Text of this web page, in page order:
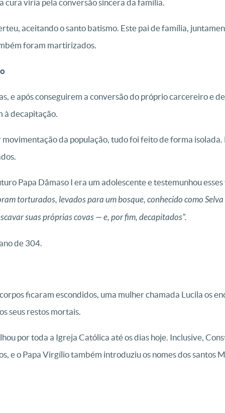
cura viria pela conversão sincera da família.
aceitando o santo batismo. Este pai de família,
foram martirizados.
e após conseguirem a conversão do próprio carcereiro e
à decapitação.
da população, tudo foi feito de forma isolada.
Papa Dâmaso I era um adolescente e testemunhou
torturados, levados para um bosque, conhecido como
suas próprias covas — e, por fim, decapitados”.
de 304.
ficaram escondidos, uma mulher chamada Lucila os
seus restos mortais.
por toda a Igreja Católica até os dias hoje. Inclusive,
e o Papa Virgílio também introduziu os nomes dos santos